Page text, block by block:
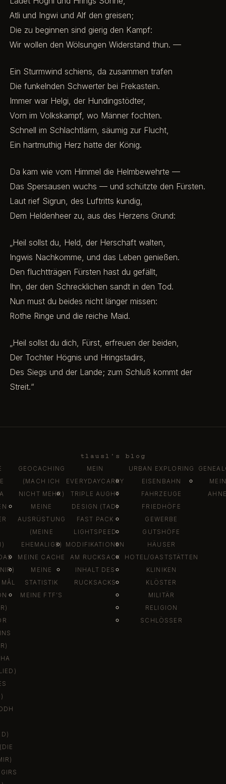
Atli und Ingwi und Alf den greisen;
Die zu beginnen sind gierig den Kampf:
Wir wollen den Wölsungen Widerstand thun. —
Ein Sturmwind schiens, da zusammen trafen
Die funkelnden Schwerter bei Frekastein.
Immer war Helgi, der Hundingstödter,
Vorn im Volkskampf, wo Männer fochten.
Schnell im Schlachtlärm, säumig zur Flucht,
Ein hartmuthig Herz hatte der König.
Da kam wie vom Himmel die Helmbewehrte —
Das Spersausen wuchs — und schützte den Fürsten.
Laut rief Sigrun, des Luftritts kundig,
Dem Heldenheer zu, aus des Herzens Grund:
„Heil sollst du, Held, der Herschaft walten,
Ingwis Nachkomme, und das Leben genießen.
Den fluchtträgen Fürsten hast du gefällt,
Ihn, der den Schrecklichen sandt in den Tod.
Nun must du beides nicht länger missen:
Rothe Ringe und die reiche Maid.
„Heil sollst du dich, Fürst, erfreuen der beiden,
Der Tochter Högnis und Hringstadirs,
Des Siegs und der Lande; zum Schluß kommt der
Streit.“
tlausl's blog
GEOCACHING
(MACH ICH
NICHT MEHR)
MEINE
AUSRÜSTUNG
(MEINE
EHEMALIGE)
MEINE CACHE
MEINE
STATISTIK
MEINE FTF’S
MEIN
EVERYDAYCARRY
TRIPLE AUGHT
DESIGN (TAD)
FAST PACK
LIGHTSPEED
MODIFIKATIONEN
AM RUCKSACK
INHALT DES
RUCKSACKS
URBAN EXPLORING
EISENBAHN
FAHRZEUGE
FRIEDHÖFE
GEWERBE
GUTSHÖFE
HÄUSER
HOTEL/GASTSTÄTTEN
KLINIKEN
KLÖSTER
MILITÄR
RELIGION
SCHLÖSSER